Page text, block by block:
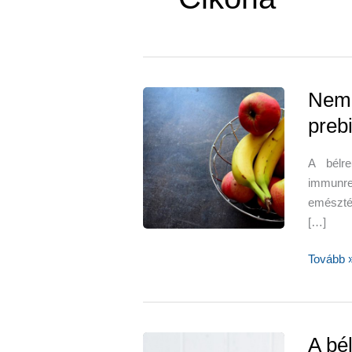
A
[…]
Nem
is
Tovább
A